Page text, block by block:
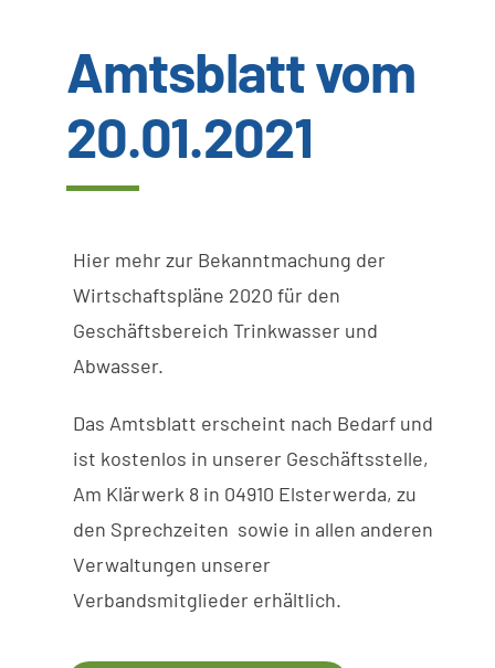
Wissenswertes
Kundenservice
SUCHE
Amtsblatt vom
20.01.2021
Hier mehr zur Bekanntmachung der
Wirtschaftspläne 2020 für den
Geschäftsbereich Trinkwasser und
Abwasser.
Das Amtsblatt erscheint nach Bedarf und
ist kostenlos in unserer Geschäftsstelle,
Am Klärwerk 8 in 04910 Elsterwerda,zu
den Sprechzeiten sowie in allen anderen
Verwaltungen unserer
Verbandsmitglieder erhältlich.